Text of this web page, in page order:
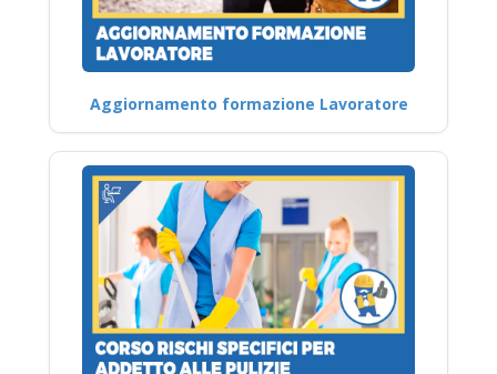
Aggiornamento formazione Lavoratore